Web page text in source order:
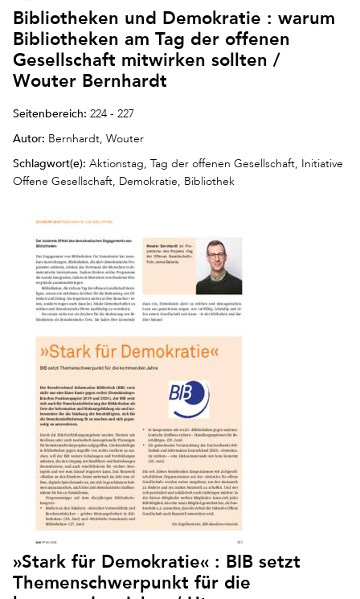
Bibliotheken und Demokratie : warum
Bibliotheken am Tag der offenen
Gesellschaft mitwirken sollten /
Wouter Bernhardt
Seitenbereich: 224 - 227
Autor: Bernhardt, Wouter
Schlagwort(e): Aktionstag, Tag der offenen Gesellschaft, Initiative
Offene Gesellschaft, Demokratie, Bibliothek
»Stark für Demokratie« : BIB setzt
Themenschwerpunkt für die